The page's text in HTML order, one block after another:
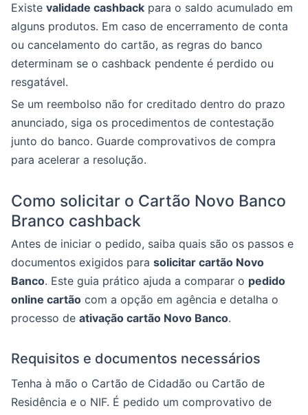
Existe validade cashback para o saldo acumulado em
alguns produtos. Em caso de encerramento de conta
ou cancelamento do cartão, as regras do banco
determinam se o cashback pendente é perdido ou
resgatável.
Se um reembolso não for creditado dentro do prazo
anunciado, siga os procedimentos de contestação
junto do banco. Guarde comprovativos de compra
para acelerar a resolução.
Como solicitar o Cartão Novo Banco
Branco cashback
Antes de iniciar o pedido, saiba quais são os passos e
documentos exigidos para solicitar cartão Novo
Banco. Este guia prático ajuda a comparar o pedido
online cartão com a opção em agência e detalha o
processo de ativação cartão Novo Banco.
Requisitos e documentos necessários
Tenha à mão o Cartão de Cidadão ou Cartão de
Residência e o NIF. É pedido um comprovativo de